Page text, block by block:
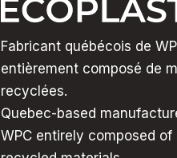
Fabricant québécois de
entièrement composé de
recyclées.
Quebec-based
WPC entirely composed of